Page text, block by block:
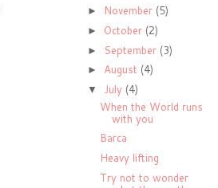
► November (5)
► October (2)
► September (3)
► August (4)
▼ July (4)
When the World runs
with you
Barca
Heavy lifting
Try not to wonder